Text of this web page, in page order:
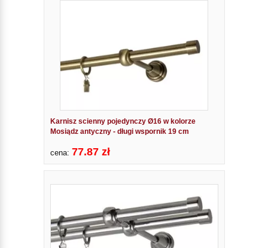
Karnisz scienny pojedynczy Ø16 w kolorze
Mosiądz antyczny - długi wspornik 19 cm
cena: 77.87 zł